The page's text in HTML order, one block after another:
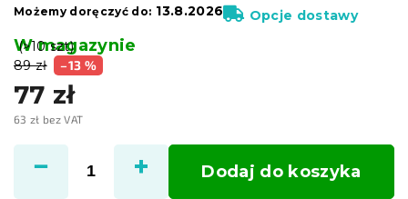
89 zł –13 %
77 zł
63 zł bez VAT
jednostkowa:
W magazynie
(>10 szt)
Możemy doręczyć do: 13.8.2026 Opcje dostawy
Dodaj do koszyka